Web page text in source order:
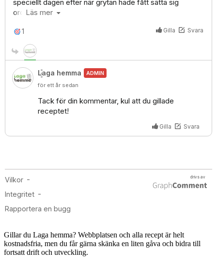
Gillar du Laga hemma? Webbplatsen och alla recept är helt
kostnadsfria, men du får gärna skänka en liten gåva och bidra till
fortsatt drift och utveckling.